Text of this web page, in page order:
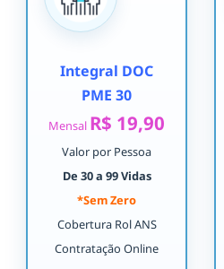
Integral DOC
PME 30
Mensal R$ 19,90
Valor por Pessoa
De 30 a 99 Vidas
*Sem Zero
Cobertura Rol ANS
Contratação Online